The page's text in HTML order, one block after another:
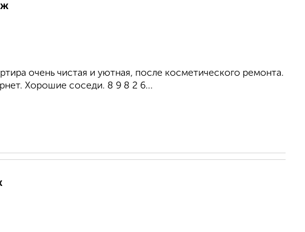
очень чистая и уютная, после косметического ремонта.
Хорошие соседи. 8 9 8 2 6...